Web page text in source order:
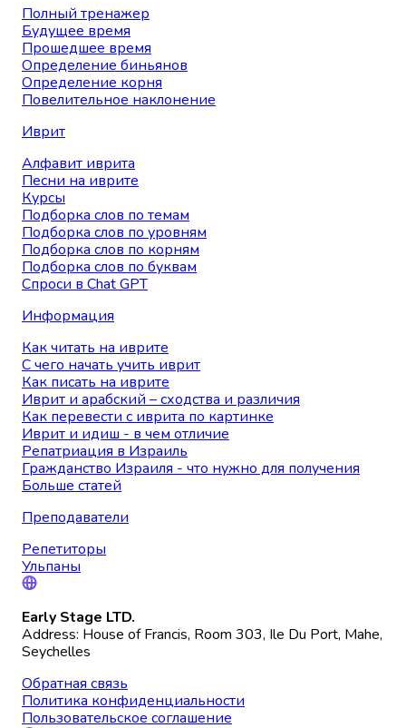
Полный тренажер
Будущее время
Прошедшее время
Определение биньянов
Определение корня
Повелительное наклонение
Иврит
Алфавит иврита
Песни на иврите
Курсы
Подборка слов по темам
Подборка слов по уровням
Подборка слов по корням
Подборка слов по буквам
Спроси в Chat GPT
Информация
Как читать на иврите
С чего начать учить иврит
Как писать на иврите
Иврит и арабский – сходства и различия
Как перевести с иврита по картинке
Иврит и идиш - в чем отличие
Репатриация в Израиль
Гражданство Израиля - что нужно для получения
Больше статей
Преподаватели
Репетиторы
Ульпаны
Early Stage LTD.
Address: House of Francis, Room 303, Ile Du Port, Mahe,
Seychelles
Обратная связь
Политика конфиденциальности
Пользовательское соглашение